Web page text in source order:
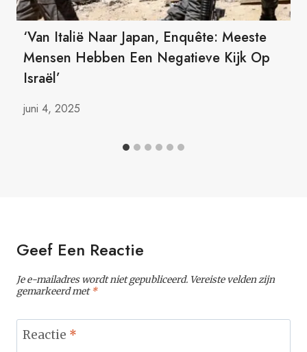
‘Van Italië Naar Japan, Enquête: Meeste
Mensen Hebben Een Negatieve Kijk Op
Israël’
juni 4, 2025
Geef Een Reactie
Je e-mailadres wordt niet gepubliceerd. Vereiste velden zijn
gemarkeerd met*
Reactie *